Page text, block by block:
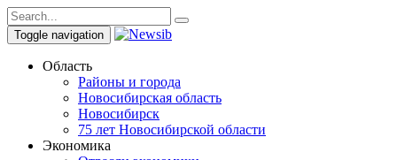
Toggle navigation
Область
Районы и города
Новосибирская область
Новосибирск
75 лет Новосибирской области
Экономика